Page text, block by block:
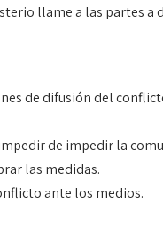
llame a las partes a
de difusión del
de impedir la
las medidas.
ante los medios.